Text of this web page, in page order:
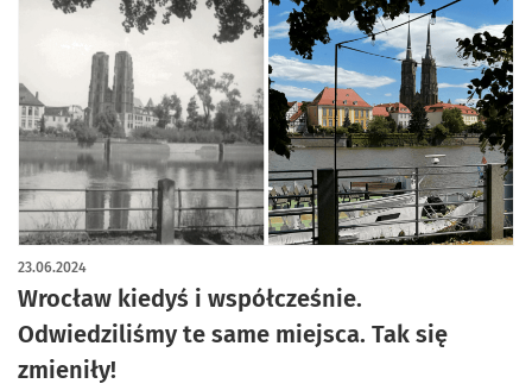
Wrocław kiedyś i współcześnie.
Odwiedziliśmy te same miejsca. Tak się
zmieniły!
23.06.2024